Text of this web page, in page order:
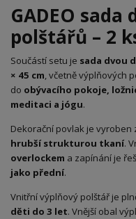
GADEO sada
polštářů – 2
Součástí setu je sada dvou
× 45 cm, včetně výplňových
do obývacího pokoje,
meditaci a jógu.
Dekorační povlak je vyroben
hrubší strukturou tkaní.
overlockem a zapínání je
jako přední.
Vnitřní výplňový polštář je
děti do 3 let. Vnější obal